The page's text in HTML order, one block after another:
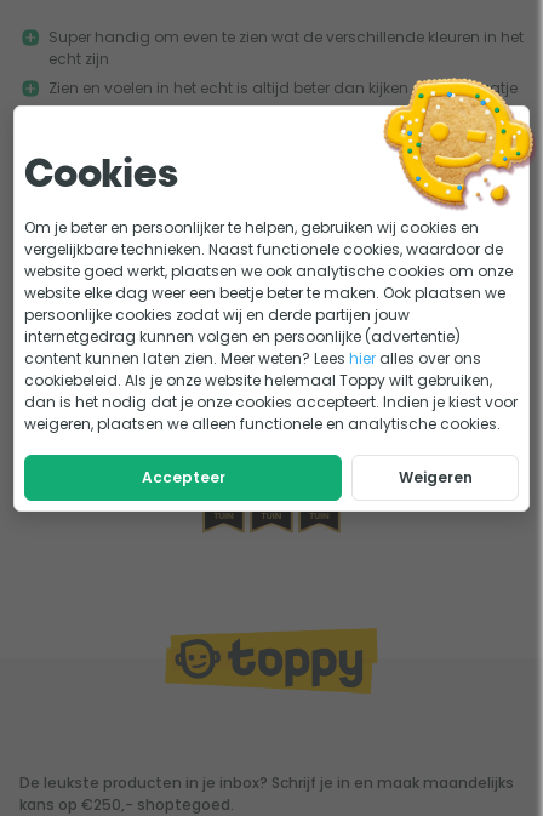
Handig om thuis te kunnen zien waar je een hoop geld aan uit wilt
Meer
Super handig om even te zien wat de verschillende kleuren in het
echt zijn
Zien en voelen in het echt is altijd beter dan kijken op een plaatje
Te klein bedrag om zonder verzendkosten te bestellen
1
De leukste producten in je inbox? Schrijf je in en maak maandelijks
kans op €250,- shoptegoed.
Cookies
Om je beter en persoonlijker te helpen, gebruiken wij cookies en
vergelijkbare technieken. Naast functionele cookies, waardoor de
website goed werkt, plaatsen we ook analytische cookies om onze
website elke dag weer een beetje beter te maken. Ook plaatsen we
persoonlijke cookies zodat wij en derde partijen jouw
internetgedrag kunnen volgen en persoonlijke (advertentie)
content kunnen laten zien. Meer weten? Leeshier alles over ons
cookiebeleid. Als je onze website helemaal Toppy wilt gebruiken,
dan is het nodig dat je onze cookies accepteert. Indien je kiest voor
weigeren, plaatsen we alleen functionele en analytische cookies.
Accepteer Weigeren